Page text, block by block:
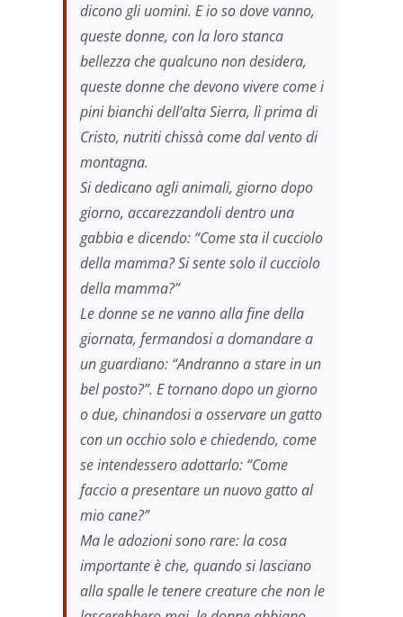
dicono gli uomini. E io so dove vanno,
queste donne, con la loro stanca
bellezza che qualcuno non desidera,
queste donne che devono vivere come i
pini bianchi dell’alta Sierra, lì prima di
Cristo, nutriti chissà come dal vento di
montagna.
Si dedicano agli animali, giorno dopo
giorno, accarezzandoli dentro una
gabbia e dicendo: “Come sta il cucciolo
della mamma? Si sente solo il cucciolo
della mamma?”
Le donne se ne vanno alla fine della
giornata, fermandosi a domandare a
un guardiano: “Andranno a stare in un
bel posto?”. E tornano dopo un giorno
o due, chinandosi a osservare un gatto
con un occhio solo e chiedendo, come
se intendessero adottarlo: “Come
faccio a presentare un nuovo gatto al
mio cane?”
Ma le adozioni sono rare: la cosa
importante è che, quando si lasciano
alla spalle le tenere creature che non le